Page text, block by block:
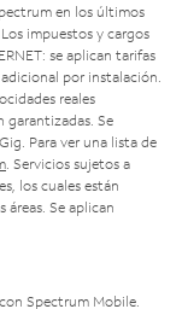
en los últimos
impuestos y cargos
se aplican tarifas
por instalación.
reales
garantizadas. Se
Para ver una lista de
. Servicios sujetos a
los cuales están
áreas. Se aplican
Spectrum Mobile.